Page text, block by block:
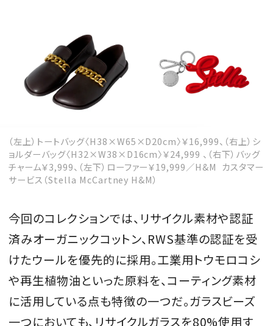
（左上）トートバッグ〈H38×W65×D20cm〉￥16,999、（右上）シ
ョルダーバッグ〈H32×W38×D16cm〉￥24,999 、（右下）バッグ
チャーム￥3,999、（左下）ローファー￥19,999／H&M カスタマー
サービス（Stella McCartney H&M）
今回のコレクションでは、リサイクル素材や認証
済みオーガニックコットン、RWS基準の認証を受
けたウールを優先的に採用。工業用トウモロコシ
や再生植物油といった原料を、コーティング素材
に活用している点も特徴の一つだ。ガラスビーズ
一つにおいても、リサイクルガラスを80%使用す